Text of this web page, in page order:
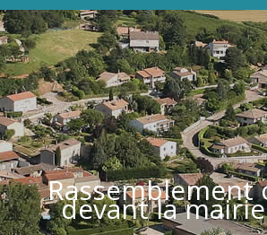
Rassemblement
devant la